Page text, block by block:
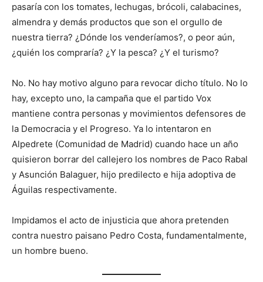
pasaría con los tomates, lechugas, brócoli, calabacines,
almendra y demás productos que son el orgullo de
nuestra tierra? ¿Dónde los venderíamos?, o peor aún,
¿quién los compraría? ¿Y la pesca? ¿Y el turismo?
No. No hay motivo alguno para revocar dicho título. No lo
hay, excepto uno, la campaña que el partido Vox
mantiene contra personas y movimientos defensores de
la Democracia y el Progreso. Ya lo intentaron en
Alpedrete (Comunidad de Madrid) cuando hace un año
quisieron borrar del callejero los nombres de Paco Rabal
y Asunción Balaguer, hijo predilecto e hija adoptiva de
Águilas respectivamente.
Impidamos el acto de injusticia que ahora pretenden
contra nuestro paisano Pedro Costa, fundamentalmente,
un hombre bueno.